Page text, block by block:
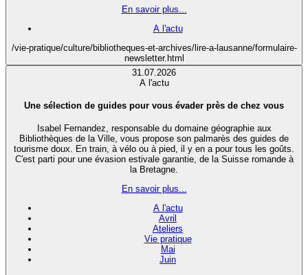
En savoir plus...
A l'actu
/vie-pratique/culture/bibliotheques-et-archives/lire-a-lausanne/formulaire-
newsletter.html
31.07.2026
A l'actu
Une sélection de guides pour vous évader près de chez vous
Isabel Fernandez, responsable du domaine géographie aux
Bibliothèques de la Ville, vous propose son palmarès des guides de
tourisme doux. En train, à vélo ou à pied, il y en a pour tous les goûts.
C'est parti pour une évasion estivale garantie, de la Suisse romande à
la Bretagne.
En savoir plus...
A l'actu
Avril
Ateliers
Vie pratique
Mai
Juin